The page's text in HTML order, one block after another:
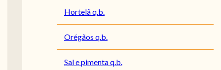
Hortelã q.b.
Orégãos q.b.
Sal e pimenta q.b.